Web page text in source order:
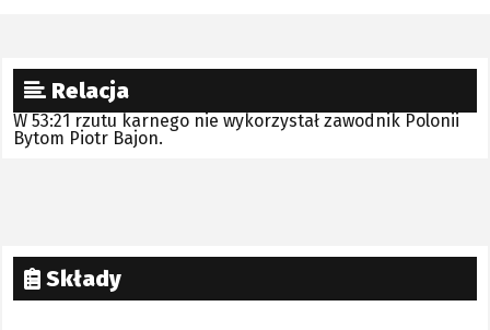
Relacja
W 53:21 rzutu karnego nie wykorzystał zawodnik Polonii
Bytom Piotr Bajon.
Składy